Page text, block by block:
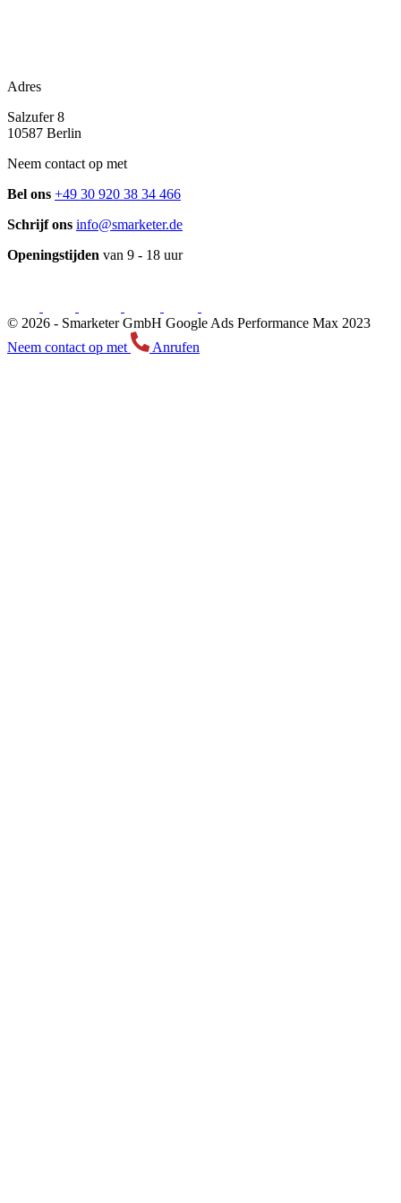
Adres
Salzufer 8
10587 Berlin
Neem contact op met
Bel ons +49 30 920 38 34 466
Schrijf ons info@smarketer.de
Openingstijden van 9 - 18 uur
© 2026 - Smarketer GmbH Google Ads Performance Max 2023
Neem contact op met
Anrufen